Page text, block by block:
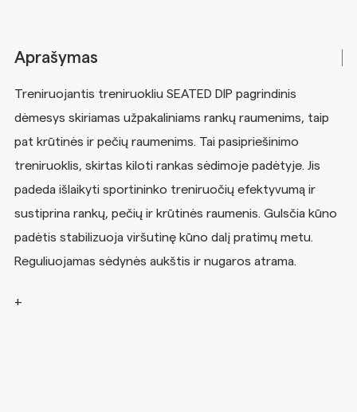
Aprašymas
Treniruojantis treniruokliu SEATED DIP pagrindinis
dėmesys skiriamas užpakaliniams rankų raumenims, taip
pat krūtinės ir pečių raumenims. Tai pasipriešinimo
treniruoklis, skirtas kiloti rankas sėdimoje padėtyje. Jis
padeda išlaikyti sportininko treniruočių efektyvumą ir
sustiprina rankų, pečių ir krūtinės raumenis. Gulsčia kūno
padėtis stabilizuoja viršutinę kūno dalį pratimų metu.
Reguliuojamas sėdynės aukštis ir nugaros atrama.